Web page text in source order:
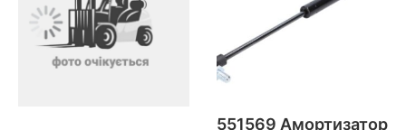
551569 Амортизатор